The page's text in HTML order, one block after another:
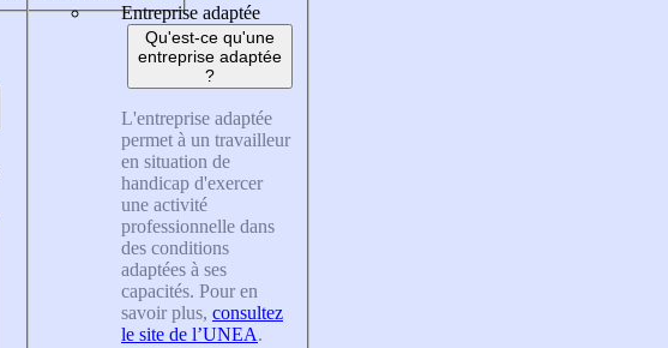
Entreprise adaptée
Qu'est-ce qu'une
entreprise adaptée
?
L'entreprise adaptée
permet à un travailleur
en situation de
handicap d'exercer
une activité
professionnelle dans
des conditions
adaptées à ses
capacités. Pour en
savoir plus, consultez
le site de l’UNEA.